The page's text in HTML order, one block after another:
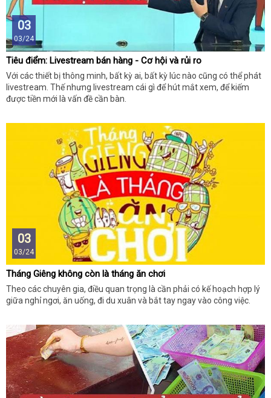
03
03/24
Tiêu điểm: Livestream bán hàng - Cơ hội và rủi ro
Với các thiết bị thông minh, bất kỳ ai, bất kỳ lúc nào cũng có thể phát
livestream. Thế nhưng livestream cái gì để hút mắt xem, để kiếm
được tiền mới là vấn đề cần bàn.
03
03/24
Tháng Giêng không còn là tháng ăn chơi
Theo các chuyên gia, điều quan trọng là cần phải có kế hoạch hợp lý
giữa nghỉ ngơi, ăn uống, đi du xuân và bắt tay ngay vào công việc.